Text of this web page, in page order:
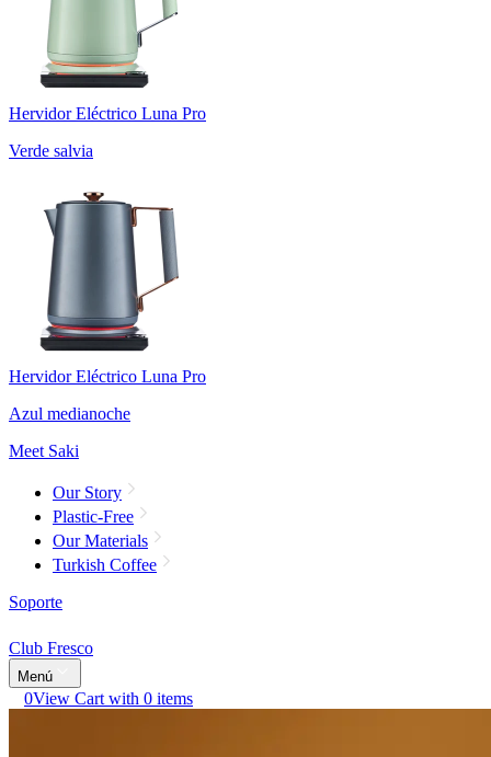
Hervidor Eléctrico Luna Pro
Verde salvia
Hervidor Eléctrico Luna Pro
Azul medianoche
Meet Saki
Our Story
Plastic-Free
Our Materials
Turkish Coffee
Soporte
Club Fresco
Menú
0View Cart with 0 items